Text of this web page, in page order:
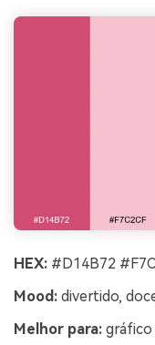
HEX: #D14B72
Mood: divertido,
Melhor para: gráfico